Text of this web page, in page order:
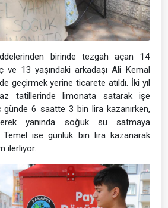
birinde tezgah açan 14
ve 13 yaşındaki arkadaşı Ali Kemal
geçirmek yerine ticarete atıldı. İki yıl
tatillerinde limonata satarak işe
6 saatte 3 bin lira kazanırken,
yanında soğuk su satmaya
ise günlük bin lira kazanarak
ilerliyor.